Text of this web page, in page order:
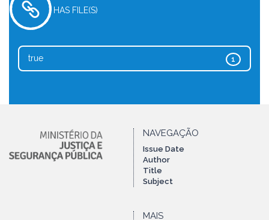
HAS FILE(S)
1
true
NAVEGAÇÃO
Issue Date
Author
Title
Subject
MAIS